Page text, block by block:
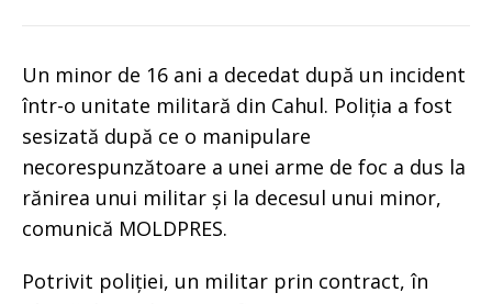
Un minor de 16 ani a decedat după un incident
într-o unitate militară din Cahul. Poliția a fost
sesizată după ce o manipulare
necorespunzătoare a unei arme de foc a dus la
rănirea unui militar și la decesul unui minor,
comunică MOLDPRES.
Potrivit poliției, un militar prin contract, în